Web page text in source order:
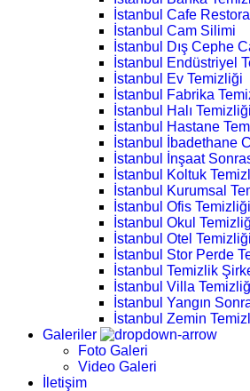
İstanbul Cafe
İstanbul Cam Silimi
İstanbul Dış Cephe
İstanbul Endüstriyel
İstanbul Ev Temizliği
İstanbul Fabrika
İstanbul Halı Temizliği
İstanbul Hastane
İstanbul İbadethane
İstanbul İnşaat
İstanbul Koltuk
İstanbul Kurumsal
İstanbul Ofis Temizliği
İstanbul Okul
İstanbul Otel Temizliği
İstanbul Stor Perde
İstanbul Temizlik
İstanbul Villa
İstanbul Yangın
İstanbul Zemin
Galeriler
Foto Galeri
Video Galeri
İletişim